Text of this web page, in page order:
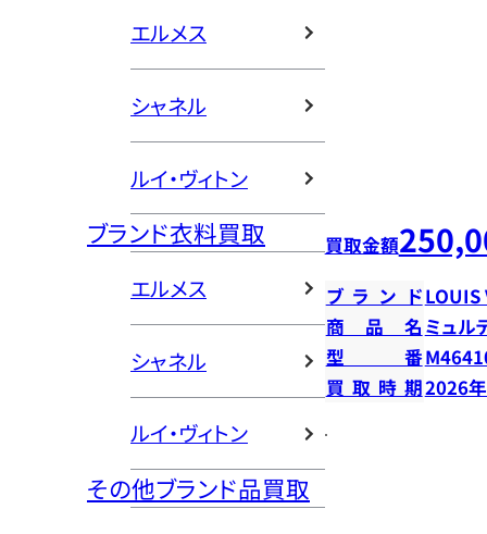
エルメス
シャネル
ルイ・ヴィトン
ブランド衣料買取
エルメス
シャネル
ルイ・ヴィトン
その他ブランド品買取
買取金額
ブランドLOUIS
商品名 ミュル
型番
買取時期2026